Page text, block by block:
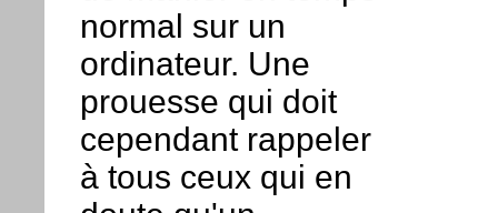
normal sur un
ordinateur. Une
prouesse qui doit
cependant rappeler
à tous ceux qui en